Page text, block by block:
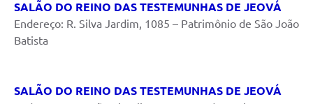
SALÃO DO REINO DAS TESTEMUNHAS DE JEOVÁ
Endereço: R. Silva Jardim, 1085 – Patrimônio de São João
Batista
SALÃO DO REINO DAS TESTEMUNHAS DE JEOVÁ